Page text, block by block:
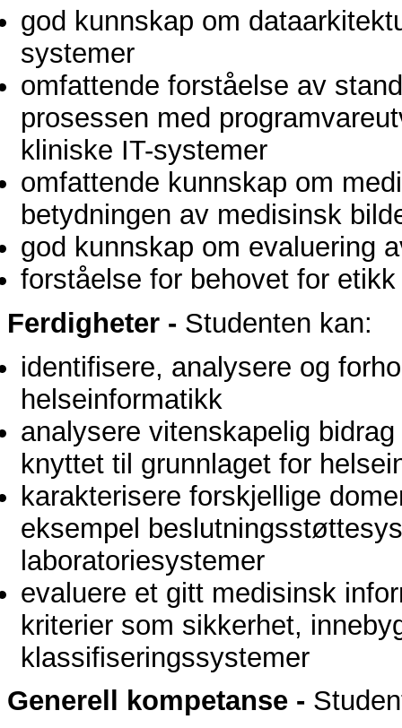
god kunnskap om
systemer
omfattende forståelse av
prosessen med
kliniske IT-systemer
omfattende kunnskap om
betydningen av medisinsk
god kunnskap om evaluering
forståelse for behovet for
Ferdigheter - Studenten kan:
identifisere, analysere og
helseinformatikk
analysere vitenskapelig
knyttet til grunnlaget for
karakterisere forskjellige
eksempel
laboratoriesystemer
evaluere et gitt medisinsk
kriterier som sikkerhet,
klassifiseringssystemer
Generell kompetanse -